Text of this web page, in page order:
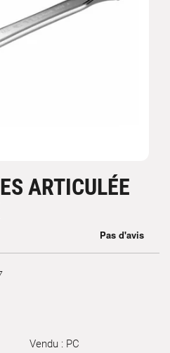
ARTICULÉE
Vendu : PC